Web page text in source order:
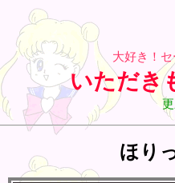
大好き！
いただき
ほり